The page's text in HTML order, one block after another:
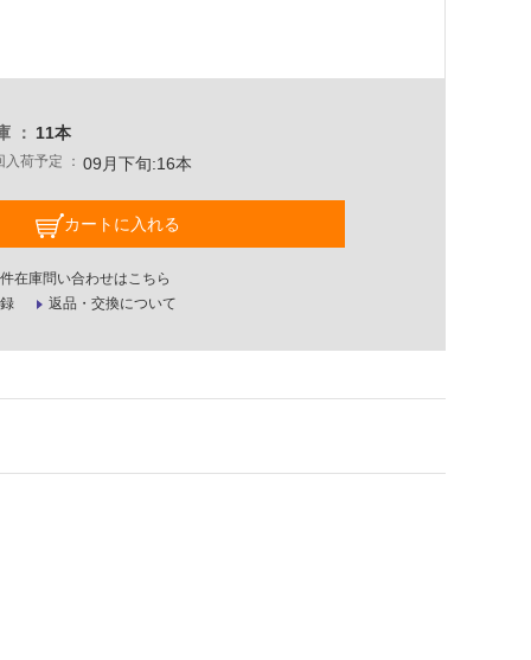
11本
入荷予定 09月下旬:16本
カートに入れる
在庫問い合わせはこちら
返品・交換について